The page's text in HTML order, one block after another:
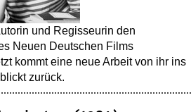
und Regisseurin den
Neuen Deutschen Films
kommt eine neue Arbeit von ihr ins
zurück.